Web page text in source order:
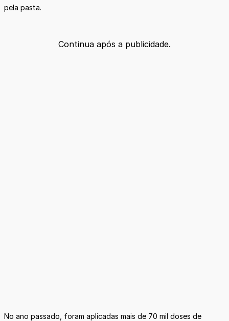
pela pasta.
Continua após a publicidade.
No ano passado, foram aplicadas mais de 70 mil doses de